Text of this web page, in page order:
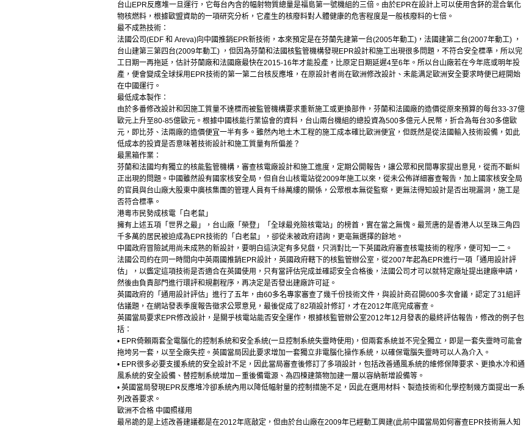
台山EPR反應堆一旦運行，它每台內含的幅射物質總量是福島第一號機組的三倍。由於EPR在設計上可以使用含鈈的混合氧化
物核燃料，根據歐盟資助的一項研究分析，它產生的核廢料對人體健康的危害程度是一般核廢料的七倍。
最不成熟技術：
法國公司(EDF 和 Areva)向中國推銷EPR新技術，本來預定是在芬蘭先建第一台(2005年動工)，法國建第二台(2007年動工) ，
台山建第三第四台(2009年動工) ，但因為芬蘭和法國核監管機構發現EPR設計和施工出現很多問題，不符合安全標準，所以完
工日期一再拖延，估計芬蘭廠和法國廠最快在2015-16年才能投產，比原定日期延遲4至6年。所以台山廠若在今年底或明年投
產，便會變成全球採用EPR技術的第一第二台核反應堆，在原設計者尚在歐洲修改設計、未能满足歐洲安全要求時便已經開始
在中國運行。
最低成本製作：
由於多番修改設計和因施工質量不達標而被監管機構要求重新施工或更換部件，芬蘭和法國廠的造價從原來預算的每台33-37億
歐元上升至80-85億歐元。根據中國核能行業協會的資料，台山兩台機組的總投資為500多億元人民幣，折合為每台30多億歐
元，即比芬、法兩廠的造價便宜一半有多。雖然內地土木工程的施工成本確比歐洲便宜，但既然是從法國輸入技術設備，如此
低成本的投資是否意味著技術設計和施工質量有所偏差？
最黑箱作業：
芬蘭和法國均有獨立的核能監管機構，審查核電廠設計和施工進度，定期公開報告，讓公眾和民間專家提出意見，從而不斷糾
正出現的問題。中國雖然設有國家核安全局，但自台山核電站從2009年施工以來，從未公佈詳細審查報告，加上國家核安全局
的官員與台山廠大股東中廣核集團的管理人員有千絲萬縷的關係，公眾根本無從監察，更無法得知設計是否出現漏洞，施工是
否符合標準。
港粵市民勢成核電「白老鼠」
擁有上述五項「世界之最」，台山廠「榮登」「全球最兇險核電站」的榜首，實在當之無愧。最荒唐的是香港人以至珠三角四
千多萬的居民被迫成為EPR技術的「白老鼠」，卻從未被政府諮詢，更亳無選擇的餘地。
中國政府冒險試用尚未成熟的新設計，要明白這決定有多兒戲，只消對比一下英國政府審查核電技術的程序，便可知一二。
法國公司約在同一時間向中英兩國推銷EPR設計，英國政府轄下的核監管辦公室，從2007年起為EPR進行一項「通用設計評
估」，以鑑定這項技術是否適合在英國使用，只有當評估完成並確認安全合格後，法國公司才可以就特定廠址提出建廠申請，
然後由負責部門進行環評和規劃程序，再决定是否發出建廠許可証。
英國政府的「通用設計評估」進行了五年，由60多名專家審查了幾千份技術文件，與設計商召開600多次會議，認定了31組評
估議題，在網站發表季度報告徵求公眾意見，最後促成了82項設計修訂，才在2012年底完成審查。
英國當局要求EPR修改設計，是關乎核電站能否安全運作，根據核監管辦公室2012年12月發表的最終評估報告，修改的例子包
括：
• EPR倚賴兩套全電腦化的控制系統和安全系統(一旦控制系統失靈時使用)，但兩套系統並不完全獨立，即是一套失靈時可能會
拖垮另一套，以至全廠失控。英國當局因此要求增加一套獨立非電腦化操作系統，以確保電腦失靈時可以人為介入。
• EPR很多必要支援系統的安全設計不足，因此當局審查後修訂了多項設計，包括改善通風系統的維修保障要求、更換水冷和通
風系統的安全設備、替控制系統增加－重後備電源、為四楝建築物加建一層以容納新增設備等。
• 英國當局發現EPR反應堆冷卻系統內用以降低幅射量的控制措施不足，因此在選用材料、製造技術和化學控制幾方面提出一系
列改善要求。
歐洲不合格 中國照樣用
最吊詭的是上述改善建議都是在2012年底敲定，但由於台山廠在2009年已經動工興建(此前中國當局如何審查EPR技術無人知